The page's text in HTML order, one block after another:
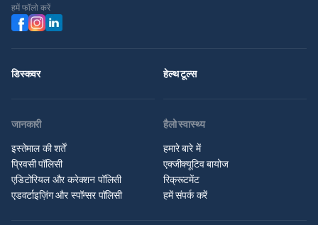
हमें फॉलो करें
डिस्कवर हेल्थ टूल्स
जानकारी
इस्तेमाल की शर्तें
प्रिवसी पॉलिसी
एडिटोरियल और करेक्शन पॉलिसी
एडवर्टाइज़िंग और स्पॉन्सर पॉलिसी
हैलो स्वास्थ्य
हमारे बारे में
एक्जीक्यूटिव बायोज
रिक्रूटमेंट
हमें संपर्क करें